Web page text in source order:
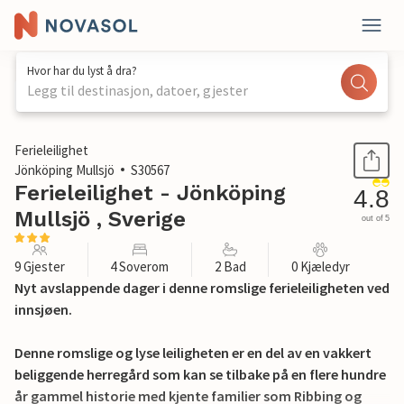
Hvor har du lyst å dra?
Legg til destinasjon, datoer, gjester
1 / 20
Ferieleilighet
Jönköping Mullsjö
S30567
Ferieleilighet - Jönköping
Mullsjö , Sverige
4.8
out of 5
9 Gjester 4 Soverom 2 Bad 0 Kjæledyr
Nyt avslappende dager i denne romslige ferieleiligheten ved
innsjøen.
Denne romslige og lyse leiligheten er en del av en vakkert
beliggende herregård som kan se tilbake på en flere hundre
år gammel historie med kjente familier som Ribbing og